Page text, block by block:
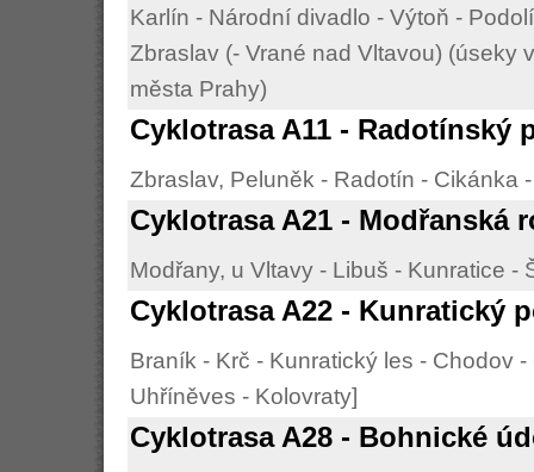
Karlín - Národní divadlo - Výtoň -
Zbraslav (- Vrané nad Vltavou) (úseky
města Prahy)
Cyklotrasa A11 - Radotínský
Zbraslav, Peluněk - Radotín - Cikánka
Cyklotrasa A21 - Modřanská
Modřany, u Vltavy - Libuš - Kunratice -
Cyklotrasa A22 - Kunratický
Braník - Krč - Kunratický les - Chodov
Uhříněves - Kolovraty]
Cyklotrasa A28 - Bohnické